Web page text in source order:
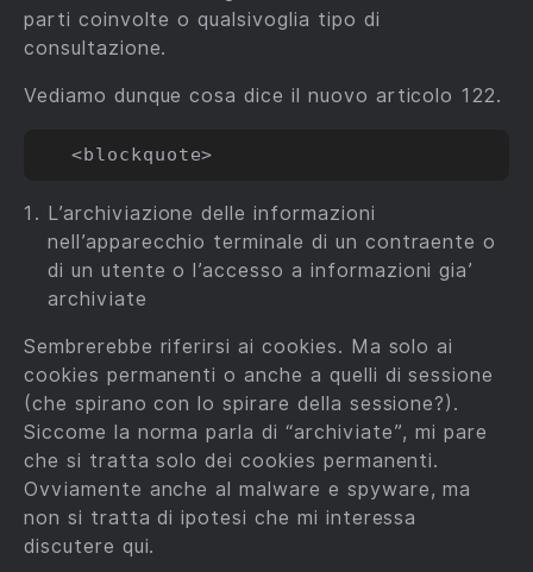
parti coinvolte o qualsivoglia tipo di
consultazione.
Vediamo dunque cosa dice il nuovo articolo 122.
L’archiviazione delle informazioni
nell’apparecchio terminale di un contraente o
di un utente o l’accesso a informazioni gia’
archiviate
Sembrerebbe riferirsi ai cookies. Ma solo ai
cookies permanenti o anche a quelli di sessione
(che spirano con lo spirare della sessione?).
Siccome la norma parla di “archiviate”, mi pare
che si tratta solo dei cookies permanenti.
Ovviamente anche al malware e spyware, ma
non si tratta di ipotesi che mi interessa
discutere qui.